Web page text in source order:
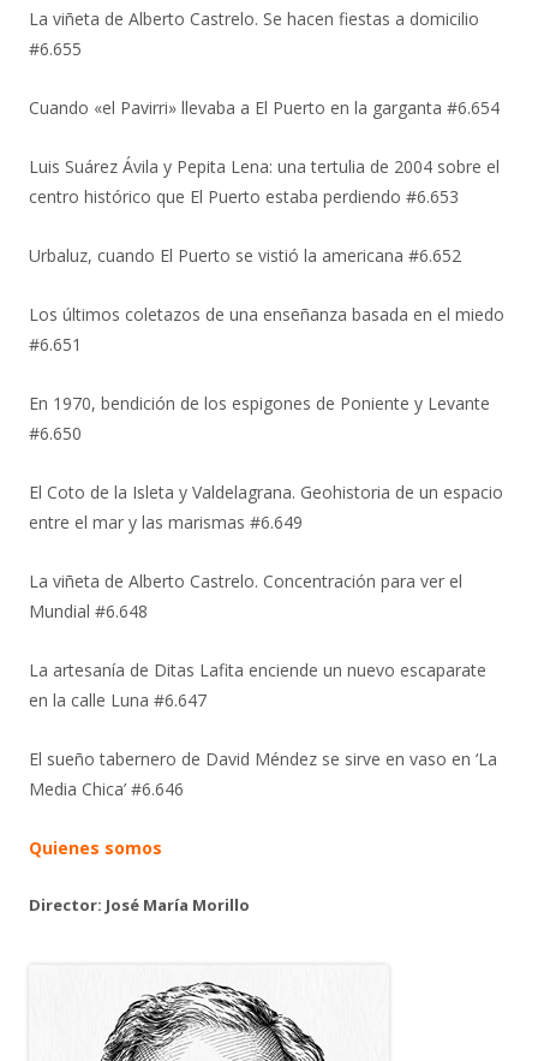
La viñeta de Alberto Castrelo. Se hacen fiestas a domicilio
#6.655
Cuando «el Pavirri» llevaba a El Puerto en la garganta #6.654
Luis Suárez Ávila y Pepita Lena: una tertulia de 2004 sobre el
centro histórico que El Puerto estaba perdiendo #6.653
Urbaluz, cuando El Puerto se vistió la americana #6.652
Los últimos coletazos de una enseñanza basada en el miedo
#6.651
En 1970, bendición de los espigones de Poniente y Levante
#6.650
El Coto de la Isleta y Valdelagrana. Geohistoria de un espacio
entre el mar y las marismas #6.649
La viñeta de Alberto Castrelo. Concentración para ver el
Mundial #6.648
La artesanía de Ditas Lafita enciende un nuevo escaparate
en la calle Luna #6.647
El sueño tabernero de David Méndez se sirve en vaso en ‘La
Media Chica’ #6.646
Quienes somos
Director: José María Morillo